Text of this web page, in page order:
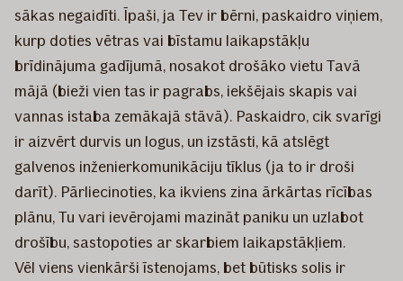
sākas negaidīti. Īpaši, ja Tev ir bērni, paskaidro viņiem,
kurp doties vētras vai bīstamu laikapstākļu
brīdinājuma gadījumā, nosakot drošāko vietu Tavā
mājā (bieži vien tas ir pagrabs, iekšējais skapis vai
vannas istaba zemākajā stāvā). Paskaidro, cik svarīgi
ir aizvērt durvis un logus, un izstāsti, kā atslēgt
galvenos inženierkomunikāciju tīklus (ja to ir droši
darīt). Pārliecinoties, ka ikviens zina ārkārtas rīcības
plānu, Tu vari ievērojami mazināt paniku un uzlabot
drošību, sastopoties ar skarbiem laikapstākļiem.
Vēl viens vienkārši īstenojams, bet būtisks solis ir